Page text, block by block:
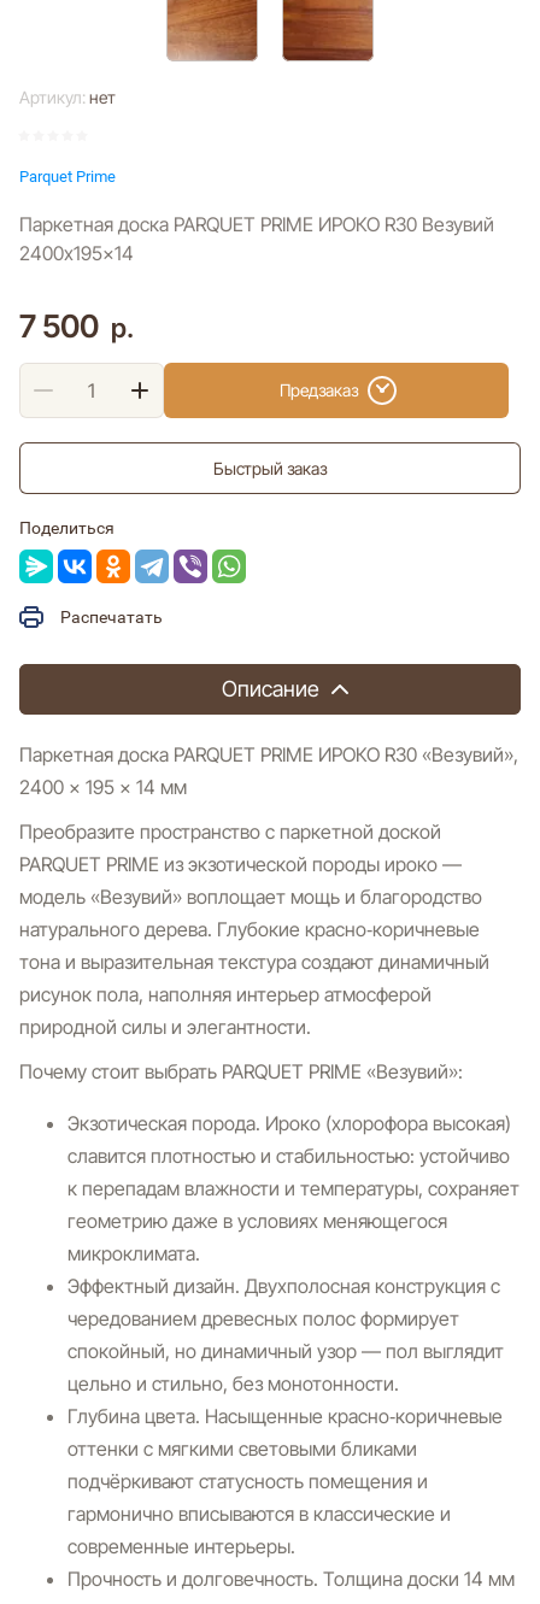
Артикул:нет
Parquet Prime
Паркетная доска PARQUET PRIME ИРОКО R30 Везувий
2400x195x14
7 500 р.
Предзаказ
Быстрый заказ
Поделиться
Распечатать
Описание
Паркетная доска PARQUET PRIME ИРОКО R30 «Везувий»,
2400 × 195 × 14 мм
Преобразите пространство с паркетной доской
PARQUET PRIME из экзотической породы ироко —
модель «Везувий» воплощает мощь и благородство
натурального дерева. Глубокие красно‑коричневые
тона и выразительная текстура создают динамичный
рисунок пола, наполняя интерьер атмосферой
природной силы и элегантности.
Почему стоит выбрать PARQUET PRIME «Везувий»:
Экзотическая порода. Ироко (хлорофора высокая)
славится плотностью и стабильностью: устойчиво
к перепадам влажности и температуры, сохраняет
геометрию даже в условиях меняющегося
микроклимата.
Эффектный дизайн. Двухполосная конструкция с
чередованием древесных полос формирует
спокойный, но динамичный узор — пол выглядит
цельно и стильно, без монотонности.
Глубина цвета. Насыщенные красно‑коричневые
оттенки с мягкими световыми бликами
подчёркивают статусность помещения и
гармонично вписываются в классические и
современные интерьеры.
Прочность и долговечность. Толщина доски 14 мм